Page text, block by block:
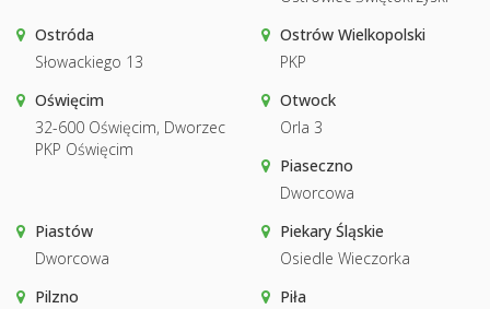
Ostróda
Słowackiego 13
Ostrów Wielkopolski
PKP
Oświęcim
32-600 Oświęcim, Dworzec
PKP Oświęcim
Otwock
Orla 3
Piaseczno
Dworcowa
Piastów
Dworcowa
Piekary Śląskie
Osiedle Wieczorka
Pilzno
Piła